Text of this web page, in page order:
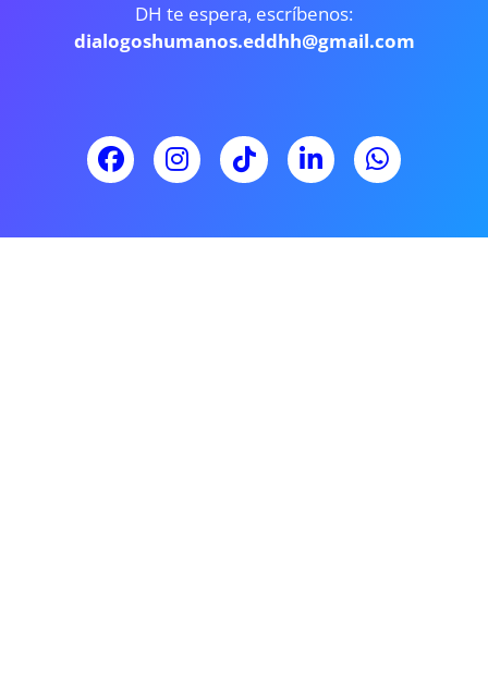
DH te espera, escríbenos:
dialogoshumanos.eddhh@gmail.com